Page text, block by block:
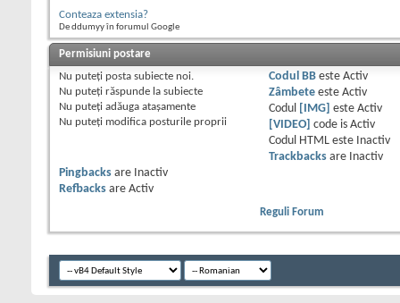
Conteaza extensia?
De ddumyy în forumul Google
Permisiuni postare
Nu puteţi posta subiecte noi.
Nu puteţi răspunde la subiecte
Nu puteţi adăuga ataşamente
Nu puteţi modifica posturile proprii
Codul BBeste Activ
Zâmbeteeste Activ
Codul
[IMG] este Activ
[VIDEO]
code is Activ
Codul HTML este
Inactiv
Trackbacksare
Inactiv
Pingbacks are
Inactiv
Refbacks are Activ
Reguli Forum